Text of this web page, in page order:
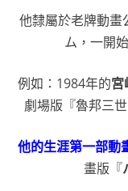
他隸屬於老牌動畫
ム，一開
例如：1984年的宮
劇場版『魯邦三
他的生涯第一部動
畫版『